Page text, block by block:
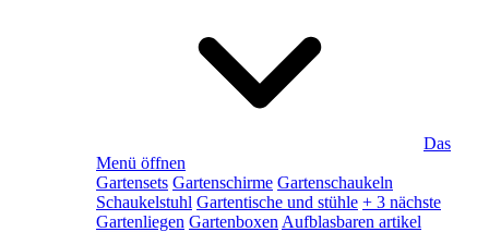
Das
Menü öffnen
Gartensets Gartenschirme Gartenschaukeln
Schaukelstuhl Gartentische und stühle + 3 nächste
Gartenliegen Gartenboxen Aufblasbaren artikel